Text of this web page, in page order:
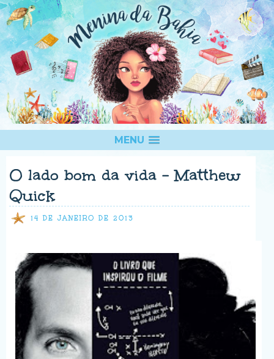
MENU
O lado bom da vida - Matthew
Quick
14 DE JANEIRO DE 2013